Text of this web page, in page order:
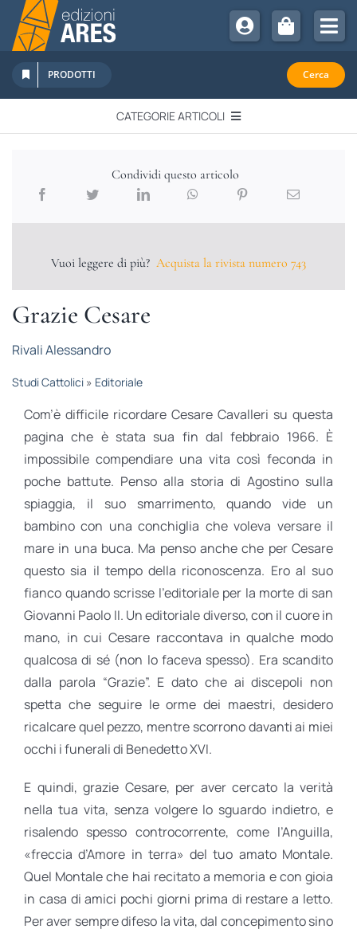
Salta
contenuto
Chi Siamo
Sostienici
Abbonamenti
Newsletter
Libri Ares
PRODOTTI Cerca
CATEGORIE ARTICOLI
QUADERNI MONOGRAFICI
RECENSIONI
RUBRICHE
Condividi questo articolo
Vuoi leggere di più? Acquista la rivista numero 743
Grazie Cesare
Rivali Alessandro
Studi Cattolici» Editoriale
Com’è difficile ricordare Cesare Cavalleri su questa
pagina che è stata sua fin dal febbraio 1966. È
impossibile compendiare una vita così feconda in
poche battute. Penso alla storia di Agostino sulla
spiaggia, il suo smarrimento, quando vide un
bambino con una conchiglia che voleva versare il
mare in una buca. Ma penso anche che per Cesare
questo sia il tempo della riconoscenza. Ero al suo
fianco quando scrisse l’editoriale per la morte di san
Giovanni Paolo II. Un editoriale diverso, con il cuore in
mano, in cui Cesare raccontava in qualche modo
qualcosa di sé (non lo faceva spesso). Era scandito
dalla parola “Grazie”. E dato che ai discepoli non
spetta che seguire le orme dei maestri, desidero
ricalcare quel pezzo, mentre scorrono davanti ai miei
occhi i funerali di Benedetto XVI.
E quindi, grazie Cesare, per aver cercato la verità
nella tua vita, senza volgere lo sguardo indietro, e
risalendo spesso controcorrente, come l’Anguilla,
«freccia d’Amore in terra» del tuo amato Montale.
Quel Montale che hai recitato a memoria e con gioia
in casa di amici pochi giorni prima di restare a letto.
Per aver sempre difeso la vita, dal concepimento sino